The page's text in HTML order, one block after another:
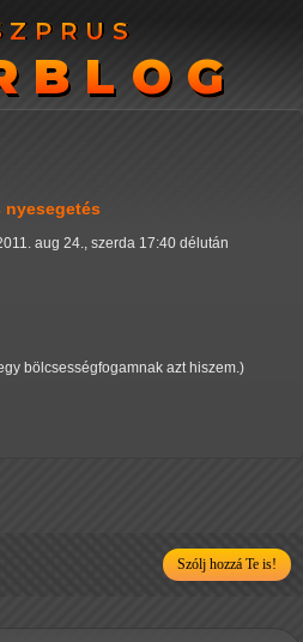
aug 24., szerda 17:40 délután
bölcsességfogamnak azt hiszem.)
Szólj hozzá Te is!